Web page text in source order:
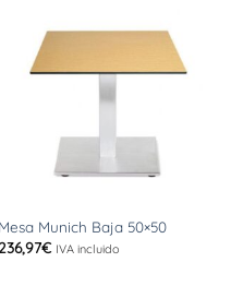
Mesa Munich Baja 50×50
236,97€ IVA incluido